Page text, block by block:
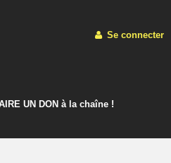
Se connecter
UN DON à la chaîne !